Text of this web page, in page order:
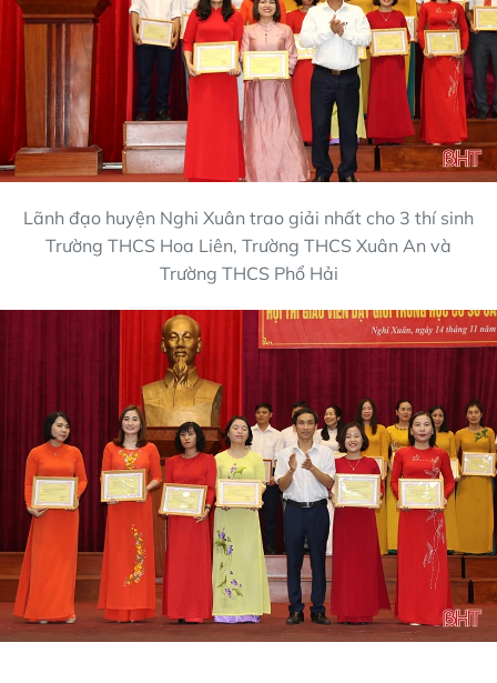
Lãnh đạo huyện Nghi Xuân trao giải nhất cho 3 thí sinh
Trường THCS Hoa Liên, Trường THCS Xuân An và
Trường THCS Phổ Hải